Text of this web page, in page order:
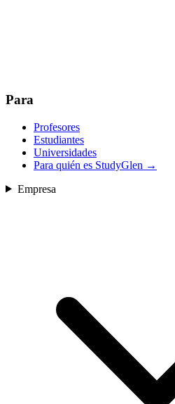
Para
Profesores
Estudiantes
Universidades
Para quién es StudyGlen →
Empresa